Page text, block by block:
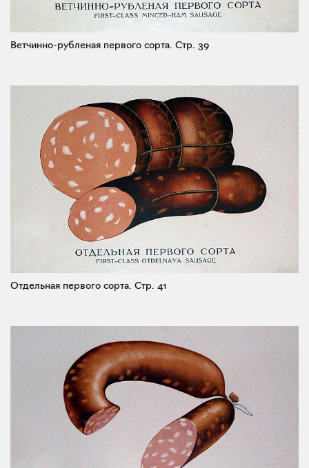
Ветчинно-рубленая первого сорта. Стр. 39
Отдельная первого сорта. Стр. 41